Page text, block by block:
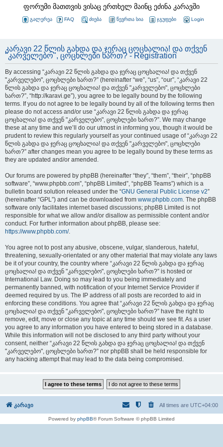
ფორუმი მათთვის ვისაც ერთხელ მაინც ეძინა კარავში
გალერეა FAQ ძიება წევრთა სია ჯგუფები Login
კარავი 22 წლის გახდა და ჯერაც ცოცხალია! და თქვენ
"კარველებო", ცოცხლები ხართ? - Registration
By accessing “კარავი 22 წლის გახდა და ჯერაც ცოცხალია! და თქვენ
"კარველებო", ცოცხლები ხართ?” (hereinafter “we”, “us”, “our”, “კარავი 22
წლის გახდა და ჯერაც ცოცხალია! და თქვენ "კარველებო", ცოცხლები
ხართ?”, “http://karavi.ge”), you agree to be legally bound by the following
terms. If you do not agree to be legally bound by all of the following terms then
please do not access and/or use “კარავი 22 წლის გახდა და ჯერაც
ცოცხალია! და თქვენ "კარველებო", ცოცხლები ხართ?”. We may change
these at any time and we’ll do our utmost in informing you, though it would be
prudent to review this regularly yourself as your continued usage of “კარავი 22
წლის გახდა და ჯერაც ცოცხალია! და თქვენ "კარველებო", ცოცხლები
ხართ?” after changes mean you agree to be legally bound by these terms as
they are updated and/or amended.
Our forums are powered by phpBB (hereinafter “they”, “them”, “their”, “phpBB
software”, “www.phpbb.com”, “phpBB Limited”, “phpBB Teams”) which is a
bulletin board solution released under the “GNU General Public License v2”
(hereinafter “GPL”) and can be downloaded from www.phpbb.com. The phpBB
software only facilitates internet based discussions; phpBB Limited is not
responsible for what we allow and/or disallow as permissible content and/or
conduct. For further information about phpBB, please see:
https://www.phpbb.com/.
You agree not to post any abusive, obscene, vulgar, slanderous, hateful,
threatening, sexually-orientated or any other material that may violate any laws
be it of your country, the country where “კარავი 22 წლის გახდა და ჯერაც
ცოცხალია! და თქვენ "კარველებო", ცოცხლები ხართ?” is hosted or
International Law. Doing so may lead to you being immediately and
permanently banned, with notification of your Internet Service Provider if
deemed required by us. The IP address of all posts are recorded to aid in
enforcing these conditions. You agree that “კარავი 22 წლის გახდა და ჯერაც
ცოცხალია! და თქვენ "კარველებო", ცოცხლები ხართ?” have the right to
remove, edit, move or close any topic at any time should we see fit. As a user
you agree to any information you have entered to being stored in a database.
While this information will not be disclosed to any third party without your
consent, neither “კარავი 22 წლის გახდა და ჯერაც ცოცხალია! და თქვენ
"კარველებო", ცოცხლები ხართ?” nor phpBB shall be held responsible for
any hacking attempt that may lead to the data being compromised.
კარავი All times are UTC+04:00
Powered by phpBB® Forum Software © phpBB Limited